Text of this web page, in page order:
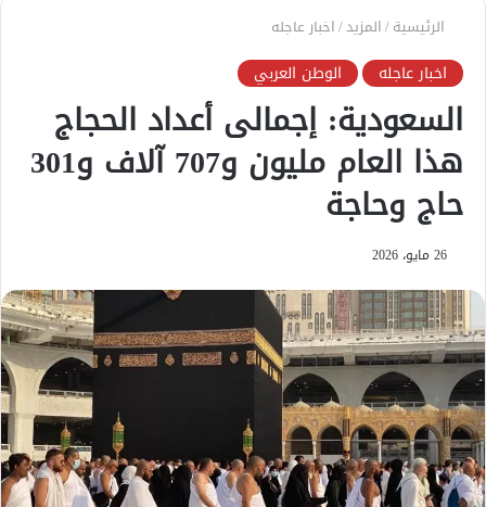
الرئيسية/المزيد/اخبار عاجله
اخبار عاجله الوطن العربي
السعودية: إجمالى أعداد الحجاج
هذا العام مليون و707 آلاف و301
حاج وحاجة
26 مايو، 2026